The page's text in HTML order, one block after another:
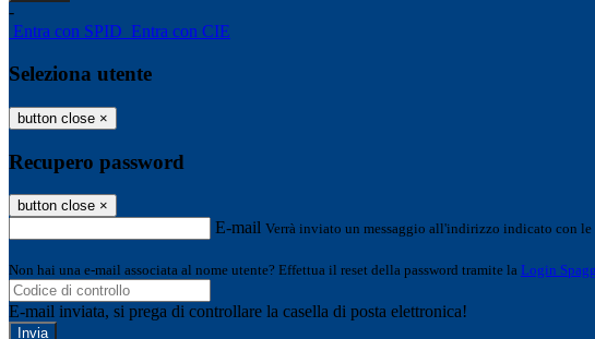
-
Entra con SPID Entra con CIE
Seleziona utente
button close ×
Recupero password
button close ×
E-mail Verrà inviato un messaggio all'indirizzo indicato con le
Non hai una e-mail associata al nome utente? Effettua il reset della password tramite la Login
E-mail inviata, si prega di controllare la casella di posta elettronica!